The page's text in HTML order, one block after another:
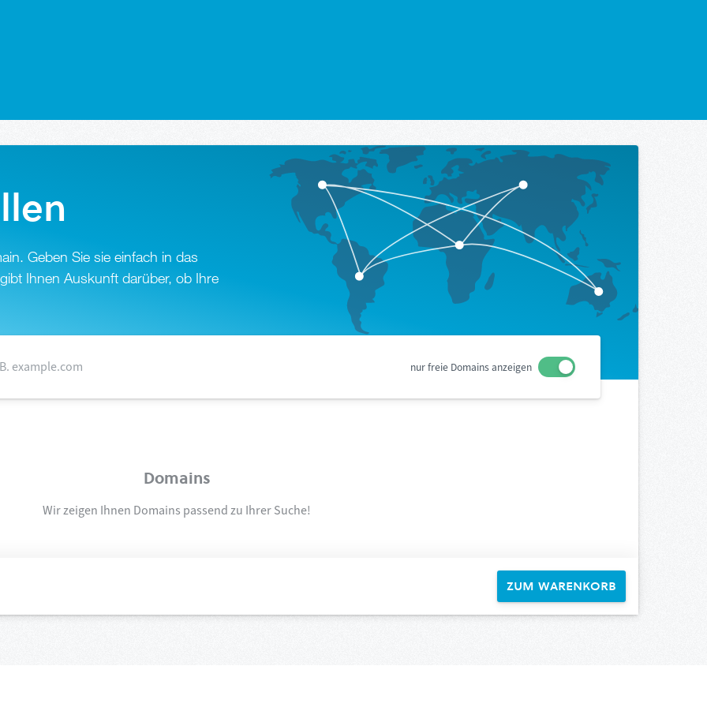
Geben Sie sie einfach in das
Ihnen Auskunft darüber, ob Ihre
nur freie Domains anzeigen
Domains
Wir zeigen Ihnen Domains passend zu Ihrer Suche!
Zum Warenkorb